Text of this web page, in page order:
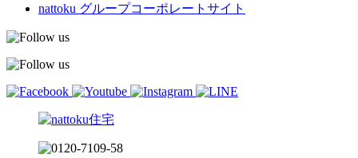
nattoku グループコーポレートサイト